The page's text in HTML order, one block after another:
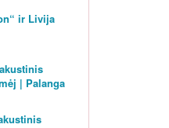
ir Livija
| Palanga